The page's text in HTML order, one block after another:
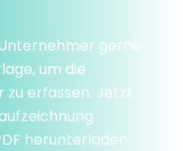
gerne
um die
erfassen. Jetzt
herunterladen.